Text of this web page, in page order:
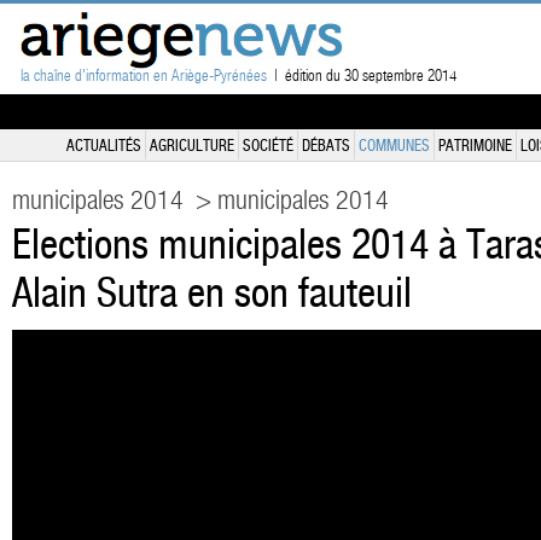
la chaîne d'information en Ariège-Pyrénées | édition du 30 septembre 2014
ACTUALITÉS AGRICULTURE SOCIÉTÉ DÉBATS COMMUNES PATRIMOINE
municipales 2014 > municipales 2014
Elections municipales 2014 à
Alain Sutra en son fauteuil